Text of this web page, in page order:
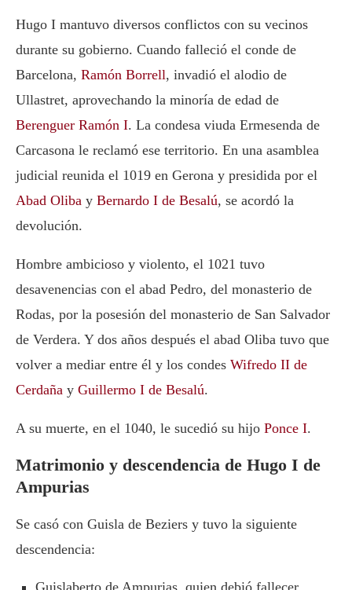
Hugo I mantuvo diversos conflictos con su vecinos
durante su gobierno. Cuando falleció el conde de
Barcelona, Ramón Borrell, invadió el alodio de
Ullastret, aprovechando la minoría de edad de
Berenguer Ramón I. La condesa viuda Ermesenda de
Carcasona le reclamó ese territorio. En una asamblea
judicial reunida el 1019 en Gerona y presidida por el
Abad Oliba y Bernardo I de Besalú, se acordó la
devolución.
Hombre ambicioso y violento, el 1021 tuvo
desavenencias con el abad Pedro, del monasterio de
Rodas, por la posesión del monasterio de San Salvador
de Verdera. Y dos años después el abad Oliba tuvo que
volver a mediar entre él y los condes Wifredo II de
Cerdaña y Guillermo I de Besalú.
A su muerte, en el 1040, le sucedió su hijo Ponce I.
Matrimonio y descendencia de Hugo I de
Ampurias
Se casó con Guisla de Beziers y tuvo la siguiente
descendencia: